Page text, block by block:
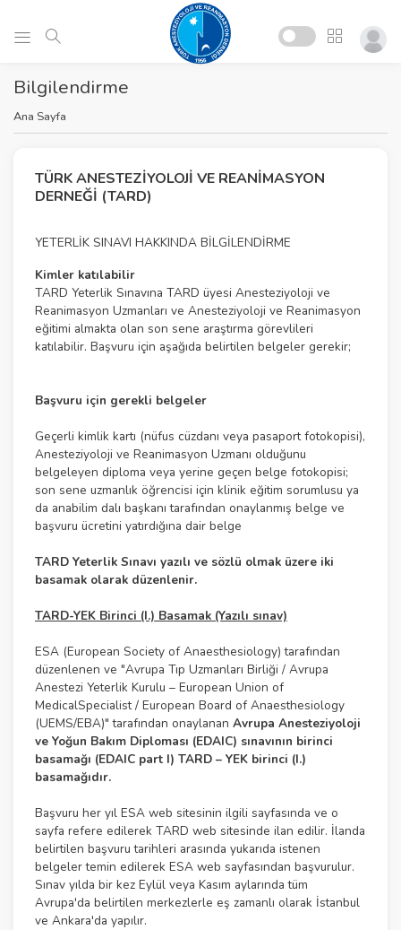
Bilgilendirme
Ana Sayfa
TÜRK ANESTEZİYOLOJİ VE REANİMASYON
DERNEĞİ (TARD)
YETERLİK SINAVI HAKKINDA BİLGİLENDİRME
Kimler katılabilir
TARD Yeterlik Sınavına TARD üyesi Anesteziyoloji ve
Reanimasyon Uzmanları ve Anesteziyoloji ve Reanimasyon
eğitimi almakta olan son sene araştırma görevlileri
katılabilir. Başvuru için aşağıda belirtilen belgeler gerekir;
Başvuru için gerekli belgeler
Geçerli kimlik kartı (nüfus cüzdanı veya pasaport fotokopisi),
Anesteziyoloji ve Reanimasyon Uzmanı olduğunu
belgeleyen diploma veya yerine geçen belge fotokopisi;
son sene uzmanlık öğrencisi için klinik eğitim sorumlusu ya
da anabilim dalı başkanı tarafından onaylanmış belge ve
başvuru ücretini yatırdığına dair belge
TARD Yeterlik Sınavı yazılı ve sözlü olmak üzere iki
basamak olarak düzenlenir.
TARD-YEK Birinci (I.) Basamak (Yazılı sınav)
ESA (European Society of Anaesthesiology) tarafından
düzenlenen ve "Avrupa Tıp Uzmanları Birliği / Avrupa
Anestezi Yeterlik Kurulu – European Union of
MedicalSpecialist / European Board of Anaesthesiology
(UEMS/EBA)" tarafından onaylanan Avrupa Anesteziyoloji
ve Yoğun Bakım Diploması (EDAIC) sınavının birinci
basamağı (EDAIC part I) TARD – YEK birinci (I.)
basamağıdır.
Başvuru her yıl ESA web sitesinin ilgili sayfasında ve o
sayfa refere edilerek TARD web sitesinde ilan edilir. İlanda
belirtilen başvuru tarihleri arasında yukarıda istenen
belgeler temin edilerek ESA web sayfasından başvurulur.
Sınav yılda bir kez Eylül veya Kasım aylarında tüm
Avrupa'da belirtilen merkezlerle eş zamanlı olarak İstanbul
ve Ankara'da yapılır.